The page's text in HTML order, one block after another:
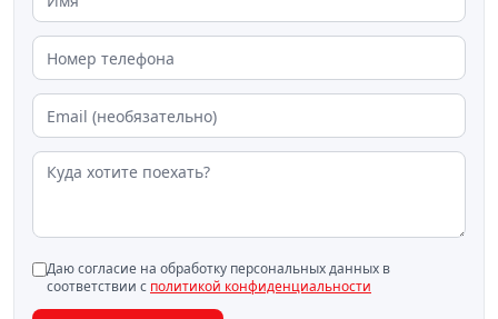
Даю согласие на обработку персональных данных в
соответствии с политикой конфиденциальности